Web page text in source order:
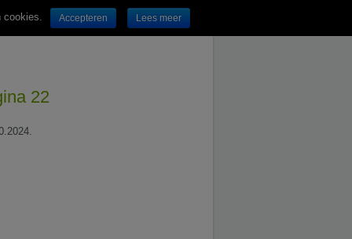
22
cookies. Accepteren Lees meer